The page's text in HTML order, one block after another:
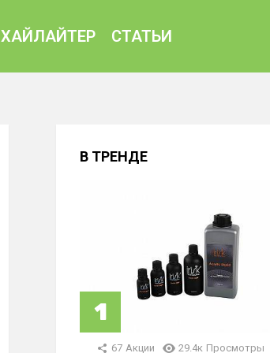
ХАЙЛАЙТЕР СТАТЬИ
В ТРЕНДЕ
67 Акции 29.4к Просмотры